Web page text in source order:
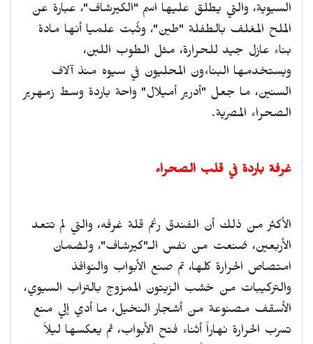
السيوية، والتي يطلق عليها اسم "الكيرشاف"، عبارة عن
الملح المغلف بالطفلة "طين"، وثُبت علميا أنها مادة
بناء عازل جيد للحرارة، مثل الطوب اللبن،
ويستخدمها البناءون المحليون في سيوه منذ آلاف
السنين، ما جعل "أدرير أميلال" واحة باردة وسط زمهرير
الصحراء المصرية.
غرفة باردة في قلب الصحراء
الأكثر من ذلك أن الفندق رغم قلة غرفه، والتي لم تتعد
الأربعين، صُنعت من نفس الـ"كيرشاف"، ولضمان
امتصاص الحرارة كلها، تم صنع الأبواب والنوافذ
والتركيبات من خشب الزيتون الممزوج بالتراب السيوي،
الأسقف مصنوعة من أشجار النخيل، ما أدي إلي منع
تسرب الحرارة نهاراً أثناء فتح الأبواب، ثم يعكسها ليلاً